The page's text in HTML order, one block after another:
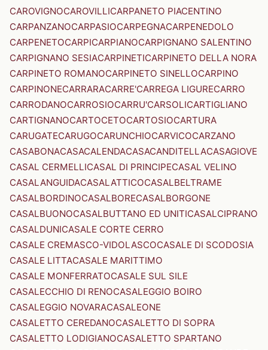
CAROVIGNOCAROVILLICARPANETO PIACENTINO
CARPANZANOCARPASIOCARPEGNACARPENEDOLO
CARPENETOCARPICARPIANOCARPIGNANO SALENTINO
CARPIGNANO SESIACARPINETICARPINETO DELLA NORA
CARPINETO ROMANOCARPINETO SINELLOCARPINO
CARPINONECARRARACARRE'CARREGA LIGURECARRO
CARRODANOCARROSIOCARRU'CARSOLICARTIGLIANO
CARTIGNANOCARTOCETOCARTOSIOCARTURA
CARUGATECARUGOCARUNCHIOCARVICOCARZANO
CASABONACASACALENDACASACANDITELLACASAGIOVE
CASAL CERMELLICASAL DI PRINCIPECASAL VELINO
CASALANGUIDACASALATTICOCASALBELTRAME
CASALBORDINOCASALBORECASALBORGONE
CASALBUONOCASALBUTTANO ED UNITICASALCIPRANO
CASALDUNICASALE CORTE CERRO
CASALE CREMASCO-VIDOLASCOCASALE DI SCODOSIA
CASALE LITTACASALE MARITTIMO
CASALE MONFERRATOCASALE SUL SILE
CASALECCHIO DI RENOCASALEGGIO BOIRO
CASALEGGIO NOVARACASALEONE
CASALETTO CEREDANOCASALETTO DI SOPRA
CASALETTO LODIGIANOCASALETTO SPARTANO